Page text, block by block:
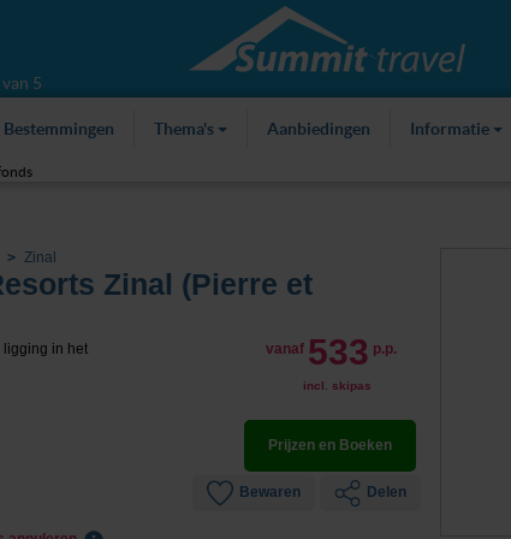
5
Bestemmingen Thema's Aanbiedingen Informatie
Zinal
Zinal (Pierre et
ligging in het
vanaf 533 p.p.
incl. skipas
Prijzen en Boeken
Bewaren Delen